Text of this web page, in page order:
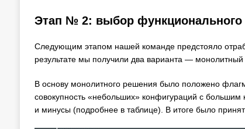
Этап № 2: выбор функционального
Следующим этапом нашей команде предстояло
результате мы получили два варианта — монолитный
В основу монолитного решения было положено
совокупность «небольших» конфигураций с
и минусы (подробнее в таблице). В итоге было